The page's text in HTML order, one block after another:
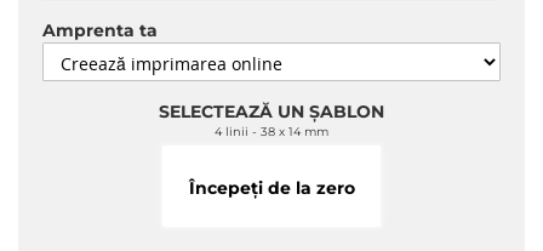
Amprenta ta
SELECTEAZĂ UN ȘABLON
4 linii 38 x 14 mm
Începeți de la zero